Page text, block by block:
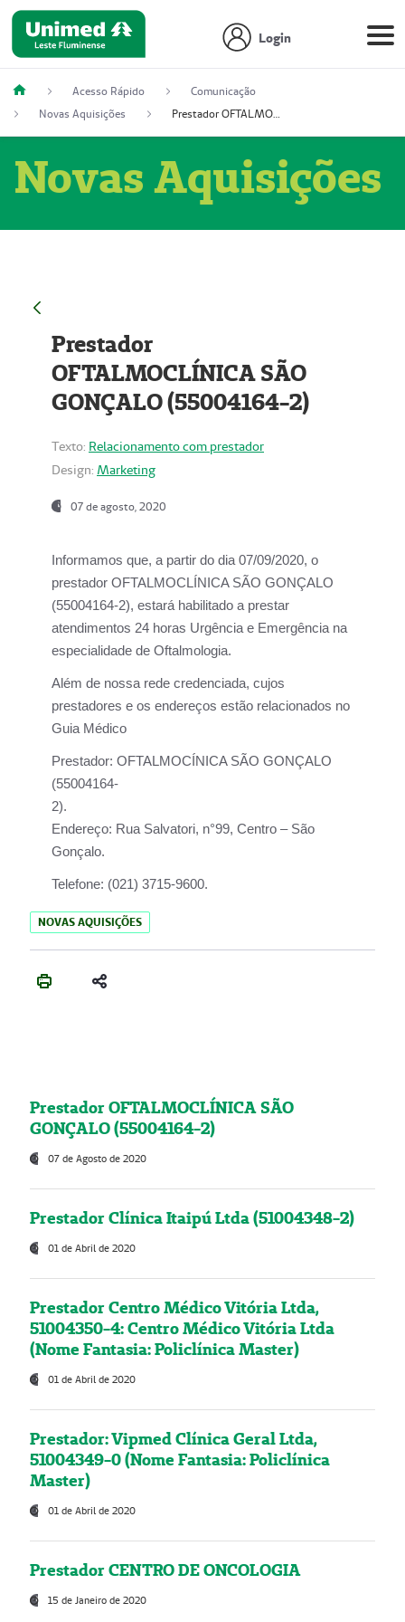
Login
Acesso Rápido
Comunicação
Novas Aquisições
Prestador OFTALMOCLÍNICA SÃO GONÇALO (55004164-2)
Novas Aquisições
Prestador
OFTALMOCLÍNICA SÃO
GONÇALO (55004164-2)
Texto: Relacionamento com prestador
Design: Marketing
07 de agosto, 2020
Informamos que, a partir do dia07/09/2020, o
prestador OFTALMOCLÍNICA SÃO GONÇALO
(55004164-2), estará habilitado a prestar
atendimentos 24 horas Urgência e Emergência na
especialidade de Oftalmologia.
Além de nossa rede credenciada, cujos
prestadores e os endereços estão relacionados no
Guia Médico
Prestador: OFTALMOCÍNICA SÃO GONÇALO
(55004164-
2).
Endereço: Rua Salvatori, n°99, Centro – São
Gonçalo.
Telefone: (021) 3715-9600.
NOVAS AQUISIÇÕES
Prestador OFTALMOCLÍNICA SÃO
GONÇALO (55004164-2)
07 de Agosto de 2020
Prestador Clínica Itaipú Ltda (51004348-2)
01 de Abril de 2020
Prestador Centro Médico Vitória Ltda,
51004350-4: Centro Médico Vitória Ltda
(Nome Fantasia: Policlínica Master)
01 de Abril de 2020
Prestador: Vipmed Clínica Geral Ltda,
51004349-0 (Nome Fantasia: Policlínica
Master)
01 de Abril de 2020
Prestador CENTRO DE ONCOLOGIA
15 de Janeiro de 2020